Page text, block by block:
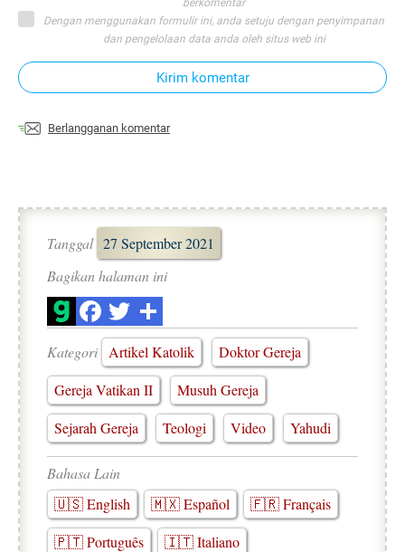
Dengan menggunakan formulir ini, anda setuju dengan penyimpanan
dan pengelolaan data anda oleh situs web ini
Kirim komentar
Berlangganan komentar
Tanggal 27 September 2021
Bagikan halaman ini
Kategori Artikel Katolik
Doktor Gereja
Gereja Vatikan II
Musuh Gereja
Sejarah Gereja
Teologi Video Yahudi
Bahasa Lain
🇺🇸 English
🇲🇽 Español
🇫🇷 Français
🇵🇹 Português
🇮🇹 Italiano